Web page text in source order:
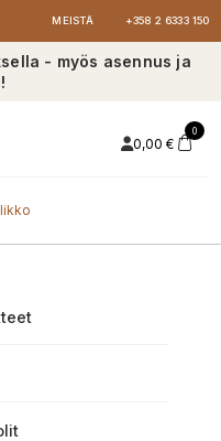
MEISTÄ +358 2 6333 150
- myös asennus ja
0,00 €
0